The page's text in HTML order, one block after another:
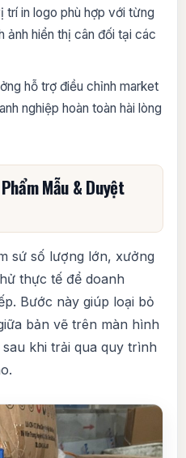
in logo phù hợp với từng
ảnh hiển thị cân đối tại các
hỗ trợ điều chỉnh market
nghiệp hoàn toàn hài lòng
Mẫu & Duyệt
sứ số lượng lớn, xưởng
thực tế để doanh
Bước này giúp loại bỏ
bản vẽ trên màn hình
khi trải qua quy trình